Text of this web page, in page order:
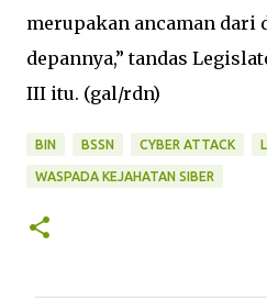
merupakan ancaman dari
depannya,” tandas
III itu. (gal/rdn)
BIN BSSN CYBER ATTACK
WASPADA KEJAHATAN SIBER